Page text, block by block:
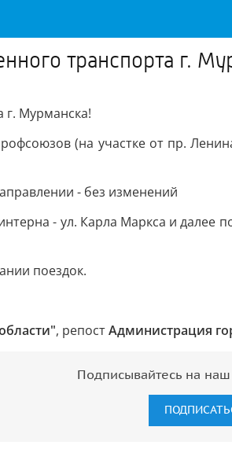
транспорта г.
Мурманска!
(на участке от пр.
- без изменений
- ул. Карла Маркса и
поездок.
, репостАдминистрация
Подписывайтесь на